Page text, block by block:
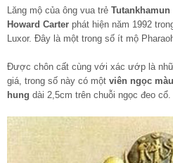
Lăng mộ của ông vua trẻ Tutankhamun
Howard Carter phát hiện năm 1992
Luxor. Đây là một trong số ít mộ
Được chôn cất cùng với xác ướp là
giá, trong số này có một viên ngọc
hung dài 2,5cm trên chuỗi ngọc đeo cổ.